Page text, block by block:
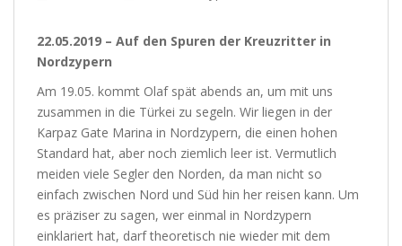
22.05.2019 – Auf den Spuren der Kreuzritter in
Nordzypern
Am 19.05. kommt Olaf spät abends an, um mit uns
zusammen in die Türkei zu segeln. Wir liegen in der
Karpaz Gate Marina in Nordzypern, die einen hohen
Standard hat, aber noch ziemlich leer ist. Vermutlich
meiden viele Segler den Norden, da man nicht so
einfach zwischen Nord und Süd hin her reisen kann. Um
es präziser zu sagen, wer einmal in Nordzypern
einklariert hat, darf theoretisch nie wieder mit dem